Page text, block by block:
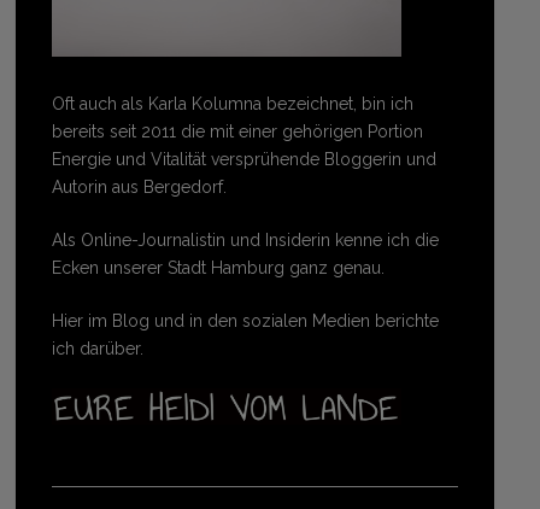
Oft auch als Karla Kolumna bezeichnet, bin ich
bereits seit 2011 die mit einer gehörigen Portion
Energie und Vitalität versprühende Bloggerin und
Autorin aus Bergedorf.
Als Online-Journalistin und Insiderin kenne ich die
Ecken unserer Stadt Hamburg ganz genau.
Hier im Blog und in den sozialen Medien berichte
ich darüber.